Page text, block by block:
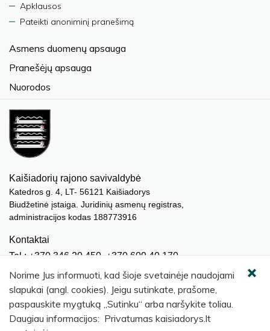
Apklausos
Pateikti anoniminį pranešimą
Asmens duomenų apsauga
Pranešėjų apsauga
Nuorodos
Kaišiadorių rajono savivaldybė
Katedros g. 4, LT- 56121 Kaišiadorys
Biudžetinė įstaiga. Juridinių asmenų registras,
administracijos kodas 188773916
Kontaktai
Tel.: +370 346 20 450, +370 609 40 170
El. paštas.: meras@kaisiadorys.lt
dokumentai@kaisiadorys.lt
Naujienų prenumerata
Norime Jus informuoti, kad šioje svetainėje naudojami
slapukai (angl. cookies). Jeigu sutinkate, prašome,
paspauskite mygtuką „Sutinku“ arba naršykite toliau.
Daugiau informacijos: Privatumas kaisiadorys.lt